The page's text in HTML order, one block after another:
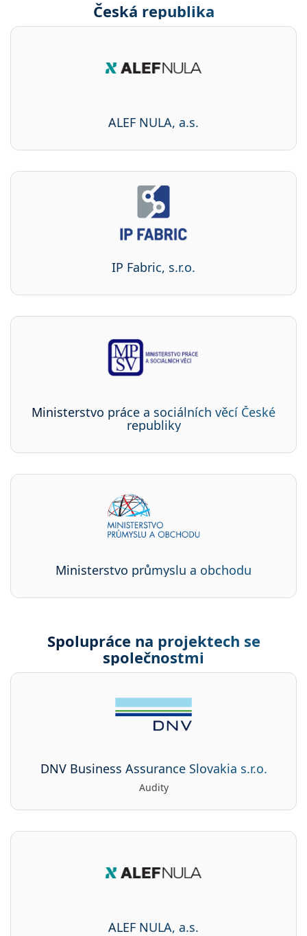
Česká republika
ALEF NULA, a.s.
IP Fabric, s.r.o.
Ministerstvo práce a sociálních věcí České
republiky
Ministerstvo průmyslu a obchodu
Spolupráce na projektech se
společnostmi
DNV Business Assurance Slovakia s.r.o.
Audity
ALEF NULA, a.s.